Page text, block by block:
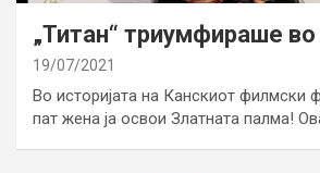
„Титан“ триумфираше во
19/07/2021
Во историјата на Канскиот филмски
пат жена ја освои Златната палма!